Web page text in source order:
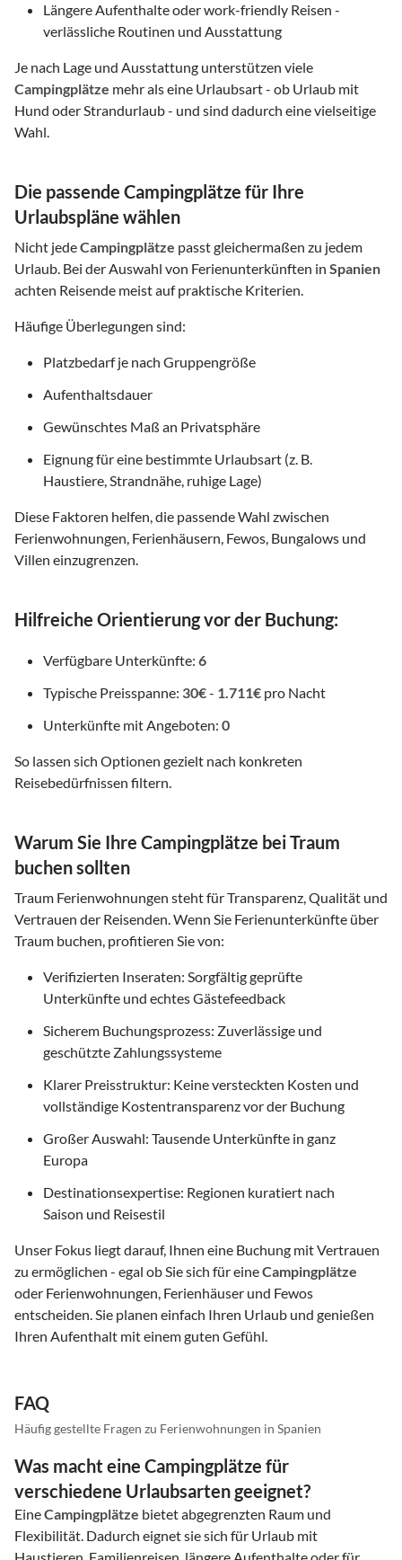
Längere Aufenthalte oder work-friendly Reisen -
verlässliche Routinen und Ausstattung
Je nach Lage und Ausstattung unterstützen viele
Campingplätze mehr als eine Urlaubsart - ob Urlaub mit
Hund oder Strandurlaub - und sind dadurch eine vielseitige
Wahl.
Die passende Campingplätze für Ihre
Urlaubspläne wählen
Nicht jedeCampingplätze passt gleichermaßen zu jedem
Urlaub. Bei der Auswahl von Ferienunterkünften in Spanien
achten Reisende meist auf praktische Kriterien.
Häufige Überlegungen sind:
Platzbedarf je nach Gruppengröße
Aufenthaltsdauer
Gewünschtes Maß an Privatsphäre
Eignung für eine bestimmte Urlaubsart (z. B.
Haustiere, Strandnähe, ruhige Lage)
Diese Faktoren helfen, die passende Wahl zwischen
Ferienwohnungen, Ferienhäusern, Fewos, Bungalows und
Villen einzugrenzen.
Hilfreiche Orientierung vor der Buchung:
Verfügbare Unterkünfte: 6
Typische Preisspanne: 30€- 1.711€ pro Nacht
Unterkünfte mit Angeboten: 0
So lassen sich Optionen gezielt nach konkreten
Reisebedürfnissen filtern.
Warum Sie Ihre Campingplätze bei Traum
buchen sollten
Traum Ferienwohnungen steht für Transparenz, Qualität und
Vertrauen der Reisenden. Wenn Sie Ferienunterkünfte über
Traum buchen, profitieren Sie von:
Verifizierten Inseraten: Sorgfältig geprüfte
Unterkünfte und echtes Gästefeedback
Sicherem Buchungsprozess: Zuverlässige und
geschützte Zahlungssysteme
Klarer Preisstruktur: Keine versteckten Kosten und
vollständige Kostentransparenz vor der Buchung
Großer Auswahl: Tausende Unterkünfte in ganz
Europa
Destinationsexpertise: Regionen kuratiert nach
Saison und Reisestil
Unser Fokus liegt darauf, Ihnen eine Buchung mit Vertrauen
zu ermöglichen - egal ob Sie sich für eineCampingplätze
oder Ferienwohnungen, Ferienhäuser und Fewos
entscheiden. Sie planen einfach Ihren Urlaub und genießen
Ihren Aufenthalt mit einem guten Gefühl.
FAQ
Häufig gestellte Fragen zu Ferienwohnungen in Spanien
Was macht eine Campingplätze für
verschiedene Urlaubsarten geeignet?
EineCampingplätze bietet abgegrenzten Raum und
Flexibilität. Dadurch eignet sie sich für Urlaub mit